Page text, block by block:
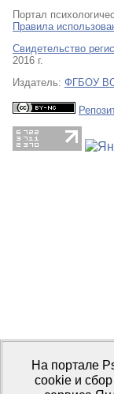
Портал
Правила
Свидетельство
2016 г.
Издатель: ФГБОУ
На портале
cookie и